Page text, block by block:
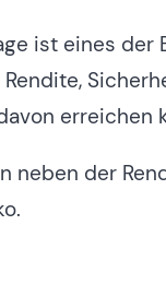
ist eines
erreichen
neben der